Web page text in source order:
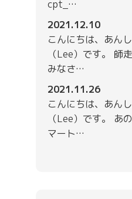
cpt_…
2021.12.10
こんにちは、あん
（Lee）です。 師
みなさ…
2021.11.26
こんにちは、あん
（Lee）です。 あ
マート…